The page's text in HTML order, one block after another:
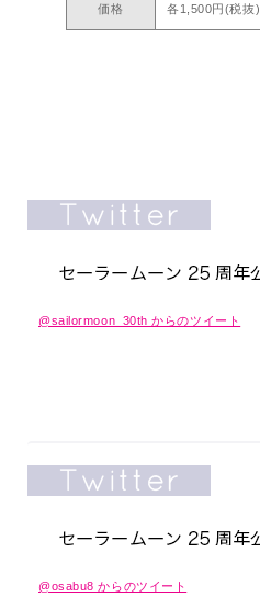
価格 各1,500円(税抜)
@sailormoon_30th からのツイート
@osabu8 からのツイート